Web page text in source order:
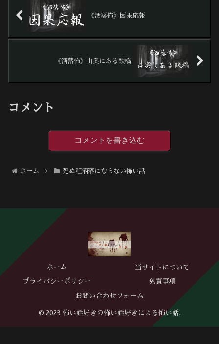
《洒落怖》因果応報
《洒落怖》山奥にある鉄橋
コメント
コメントを書き込む
ホーム 死ぬ程洒落にならない怖い話
ホーム 当サイトについて
プライバシーポリシー 免責事項
お問い合わせフォーム
© 2023 怖い話好きの怖い話好きによる怖い話.